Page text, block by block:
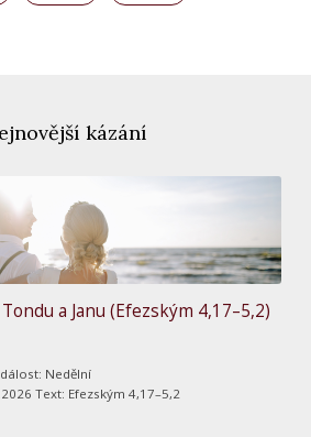
kázání
a Janu (Efezským 4,17–5,2)
Nedělní
Text: Efezským 4,17–5,2